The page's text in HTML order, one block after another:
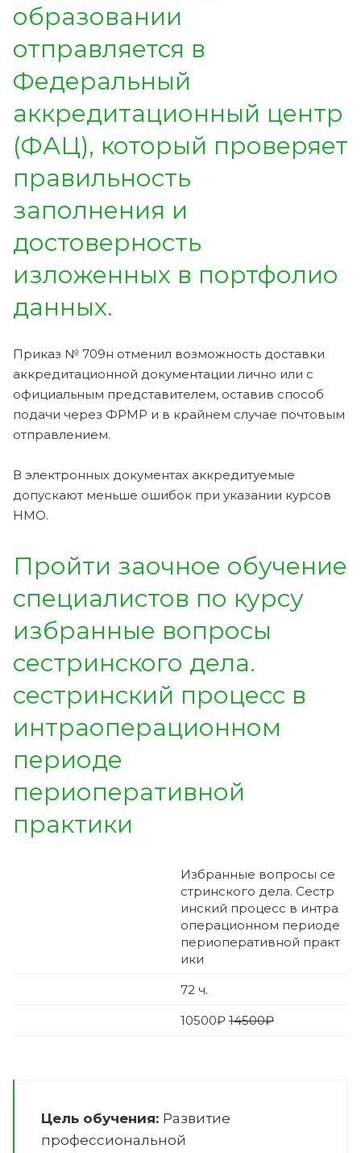
образовании
отправляется в
Федеральный
аккредитационный центр
(ФАЦ), который проверяет
правильность
заполнения и
достоверность
изложенных в портфолио
данных.
Приказ № 709н отменил возможность доставки
аккредитационной документации лично или с
официальным представителем, оставив способ
подачи через ФРМР и в крайнем случае почтовым
отправлением.
В электронных документах аккредитуемые
допускают меньше ошибок при указании курсов
НМО.
Пройти заочное обучение
специалистов по курсу
избранные вопросы
сестринского дела.
сестринский процесс в
интраоперационном
периоде
периоперативной
практики
Избранные вопросы се
стринского дела. Сестр
инский процесс в интра
операционном периоде
периоперативной практ
ики
72 ч.
10500₽ 14500₽
Цель обучения: Развитие
профессиональной